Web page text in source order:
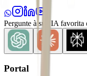
Pergunte à sua IA favorita
Portal